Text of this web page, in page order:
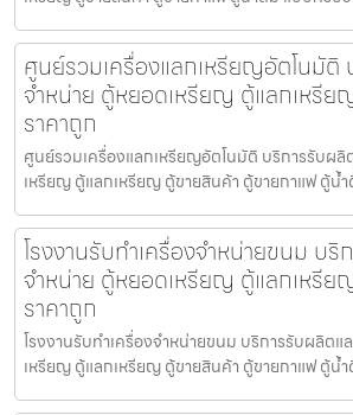
ศูนย์รวมเครื่องแลกเหรียญ​อัตโนมัติ
จำหน่าย ตู้หยอดเหรียญ ตู้แลกเหรีย
ราคาถูก
ศูนย์รวมเครื่องแลกเหรียญ​อัตโนมัติ บริการรับผลิ
เหรียญ ตู้แลกเหรียญ ตู้ขายสินค้า ตู้ขายกาแฟ ตู้น้
โรงงานรับทำเครื่องจำหน่ายขนม บริ
จำหน่าย ตู้หยอดเหรียญ ตู้แลกเหรีย
ราคาถูก
โรงงานรับทำเครื่องจำหน่ายขนม บริการรับผลิตแ
เหรียญ ตู้แลกเหรียญ ตู้ขายสินค้า ตู้ขายกาแฟ ตู้น้